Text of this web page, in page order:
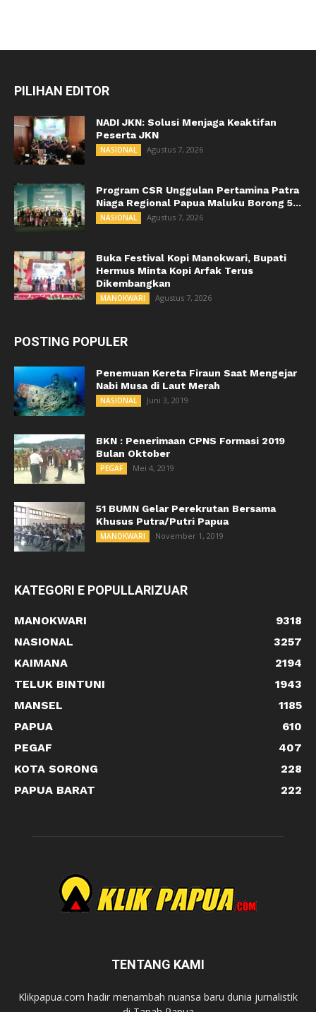
PILIHAN EDITOR
NADI JKN: Solusi Menjaga Keaktifan
Peserta JKN
NASIONAL Agustus 7, 2026
Program CSR Unggulan Pertamina Patra
Niaga Regional Papua Maluku Borong 5...
NASIONAL Agustus 7, 2026
Buka Festival Kopi Manokwari, Bupati
Hermus Minta Kopi Arfak Terus
Dikembangkan
MANOKWARI Agustus 7, 2026
POSTING POPULER
Penemuan Kereta Firaun Saat Mengejar
Nabi Musa di Laut Merah
NASIONAL Juni 3, 2019
BKN : Penerimaan CPNS Formasi 2019
Bulan Oktober
PEGAF Mei 4, 2019
51 BUMN Gelar Perekrutan Bersama
Khusus Putra/Putri Papua
MANOKWARI November 1, 2019
KATEGORI E POPULLARIZUAR
MANOKWARI
9318
NASIONAL
3257
KAIMANA
2194
TELUK BINTUNI
1943
MANSEL
1185
PAPUA
610
PEGAF
407
KOTA SORONG
228
PAPUA BARAT
222
TENTANG KAMI
Klikpapua.com hadir menambah nuansa baru dunia jurnalistik